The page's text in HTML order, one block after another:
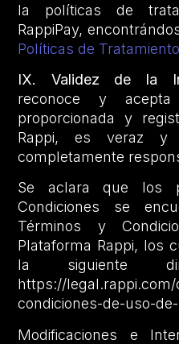
la políticas de
RappiPay,
Políticas de
IX. Validez de la
reconoce y
proporcionada y
Rappi, es veraz y
completamente
Se aclara que los
Condiciones se
Términos y
Plataforma Rappi, los
la siguiente
https://
condiciones-de-uso-
Modificaciones e